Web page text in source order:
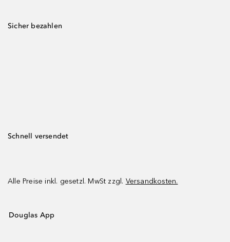
Sicher bezahlen
Schnell versendet
Alle Preise inkl. gesetzl. MwSt zzgl. Versandkosten.
Douglas App